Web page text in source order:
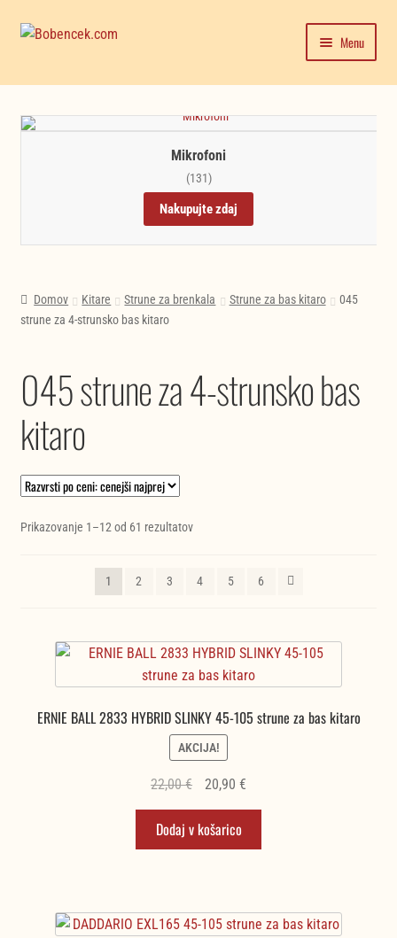
Skip
Skip
Menu
Domača stran
Moj račun
Novice in testi glasbil
Mikrofoni
(131)
Nakupujte zdaj
Domov Kitare Strune za brenkala Strune za bas kitaro
045
strune za 4-strunsko bas kitaro
045 strune za 4-strunsko bas
kitaro
Prikazovanje 1–12 od 61 rezultatovRazvrščeno
od
najvišje
1 2 3 4 5 6
ERNIE BALL 2833 HYBRID SLINKY 45-105 strune za bas kitaro
AKCIJA!
22,00€
Izvirna
je
bila:
20,90 €Trenutna
20,90 €.
Dodaj v košarico